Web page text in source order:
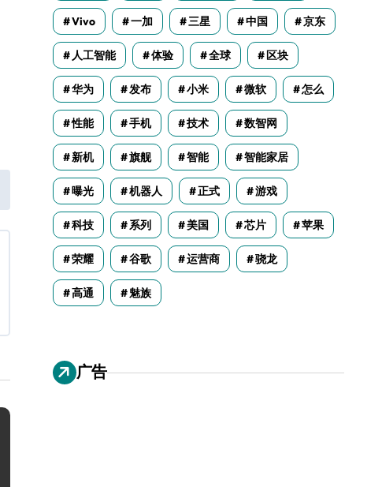
Vivo 一加 三星 中国 京东
人工智能 体验 全球 区块
华为 发布 小米 微软 怎么
性能 手机 技术 数智网
新机 旗舰 智能 智能家居
曝光 机器人 正式 游戏
科技 系列 美国 芯片 苹果
荣耀 谷歌 运营商 骁龙
高通 魅族
广告